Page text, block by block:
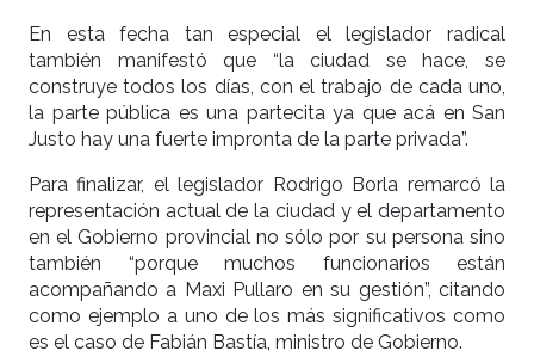
En esta fecha tan especial el legislador radical
también manifestó que “la ciudad se hace, se
construye todos los días, con el trabajo de cada uno,
la parte pública es una partecita ya que acá en San
Justo hay una fuerte impronta de la parte privada”.
Para finalizar, el legislador Rodrigo Borla remarcó la
representación actual de la ciudad y el departamento
en el Gobierno provincial no sólo por su persona sino
también “porque muchos funcionarios están
acompañando a Maxi Pullaro en su gestión”, citando
como ejemplo a uno de los más significativos como
es el caso de Fabián Bastía, ministro de Gobierno.